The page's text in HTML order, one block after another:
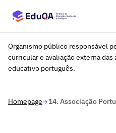
Organismo público responsável
curricular e avaliação externa
educativo português.
Homepage 14. Associação